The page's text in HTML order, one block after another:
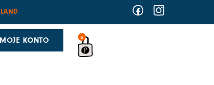
MOJE KONTO 0